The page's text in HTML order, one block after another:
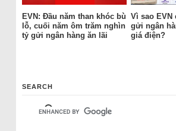
EVN: Đầu năm than khóc bù
lỗ, cuối năm ôm trăm nghìn
tỷ gửi ngân hàng ăn lãi
Vì sao EVN
gửi ngân
giá điện?
SEARCH